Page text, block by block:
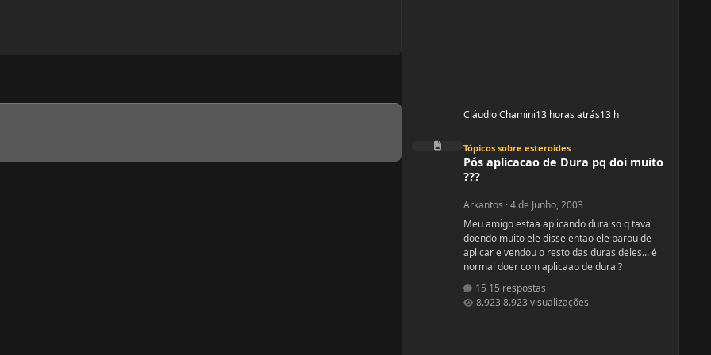
Cláudio Chamini13 horas atrás13 h
Pós aplicacao de Dura pq doi muito ???
Tópicos sobre esteroides
Pós aplicacao de Dura pq doi muito
???
Arkantos ·4 de Junho, 2003
Meu amigo estaa aplicando dura so q tava
doendo muito ele disse entao ele parou de
aplicar e vendou o resto das duras deles... é
normal doer com aplicaao de dura ?
15 respostas
8.923 visualizações